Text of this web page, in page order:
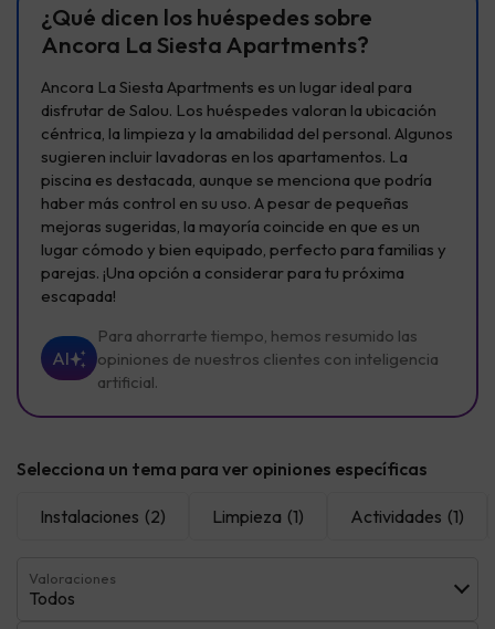
¿Qué dicen los huéspedes sobre
Ancora La Siesta Apartments?
Ancora La Siesta Apartments es un lugar ideal para
disfrutar de Salou. Los huéspedes valoran la ubicación
céntrica, la limpieza y la amabilidad del personal. Algunos
sugieren incluir lavadoras en los apartamentos. La
piscina es destacada, aunque se menciona que podría
haber más control en su uso. A pesar de pequeñas
mejoras sugeridas, la mayoría coincide en que es un
lugar cómodo y bien equipado, perfecto para familias y
parejas. ¡Una opción a considerar para tu próxima
escapada!
AI
Para ahorrarte tiempo, hemos resumido las
opiniones de nuestros clientes con inteligencia
artificial.
Selecciona un tema para ver opiniones específicas
Instalaciones (2) Limpieza (1) Actividades (1)
Valoraciones
Todos